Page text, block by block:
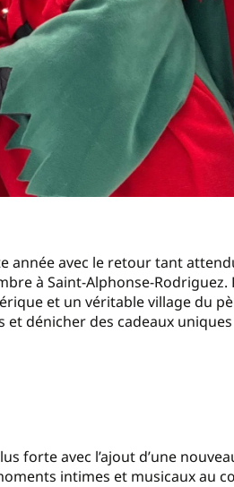
année avec le retour tant
à Saint-Alphonse-
et un véritable village du
et dénicher des cadeaux
forte avec l’ajout d’une
intimes et musicaux au